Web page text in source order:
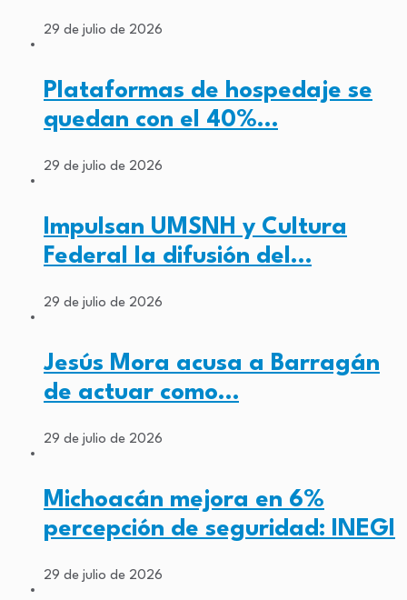
29 de julio de 2026
Plataformas de hospedaje se
quedan con el 40%…
29 de julio de 2026
Impulsan UMSNH y Cultura
Federal la difusión del…
29 de julio de 2026
Jesús Mora acusa a Barragán
de actuar como…
29 de julio de 2026
Michoacán mejora en 6%
percepción de seguridad: INEGI
29 de julio de 2026